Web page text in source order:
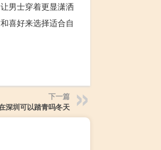
男士穿着更显潇洒
喜好来选择适合自
下一篇
深圳可以踏青吗冬天